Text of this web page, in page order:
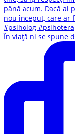
În viață ni se spune